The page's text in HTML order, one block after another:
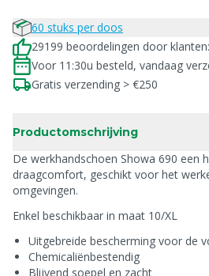
60 stuks per doos
29199 beoordelingen door
Voor 11:30u besteld, vandaag
Gratis verzending > €250
Productomschrijving
De werkhandschoen Showa 690 een
draagcomfort, geschikt voor het
omgevingen.
Enkel beschikbaar in maat 10/XL
Uitgebreide bescherming voor de
Chemicaliënbestendig
Blijvend soepel en zacht